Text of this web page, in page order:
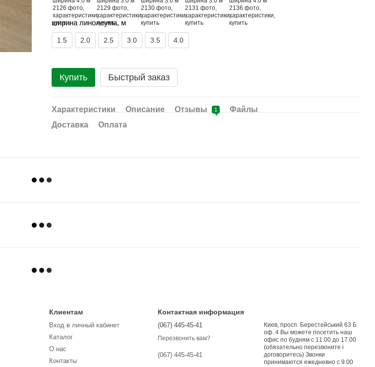
ширина линолеума, м
1.5 2.0 2.5 3.0 3.5 4.0
Купить Быстрый заказ
Характеристики Описание Отзывы 1
Файлы
Доставка
Оплата
Клиентам
Вход в личный кабинет
Каталог
О нас
Контакты
Контактная информация
(067) 445-45-41
Перезвонить вам?
(067) 445-45-41
Киев, просп. Берестейський 63 Б
оф. 4 Вы можете посетить наш
офис по будням с 11.00 до 17.00
(обязательно перезвоните і
договоритесь) Звонки
принимаются ежедневно с 9.00